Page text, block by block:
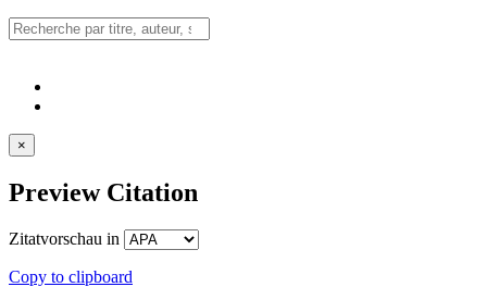
×
Preview Citation
Zitatvorschau in
Copy to clipboard